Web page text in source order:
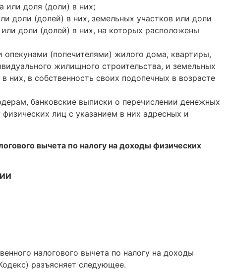
или доля (доли) в них;
доли (долей) в них, земельных участков или доли
доли (долей) в них, на которых расположены
опекунами (попечителями) жилого дома, квартиры,
жилищного строительства, и земельных
в собственность своих подопечных в возрасте
банковские выписки о перечислении денежных
лиц с указанием в них адресных и
вычета по налогу на доходы физических
налогового вычета по налогу на доходы
разъясняет следующее.